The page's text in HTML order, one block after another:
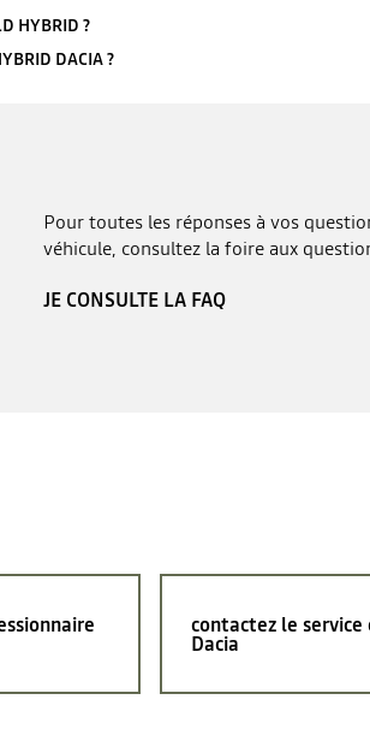
HYBRID ?
DACIA ?
Pour toutes les réponses à vos
véhicule, consultez la foire aux
JE CONSULTE LA FAQ
contactez le service
Dacia